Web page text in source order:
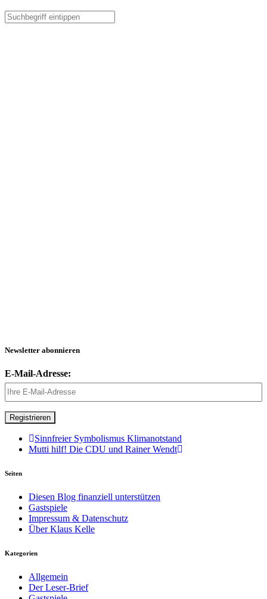
Newsletter abonnieren
E-Mail-Adresse:
Sinnfreier Symbolismus Klimanotstand
Mutti hilf! Die CDU und Rainer Wendt
Seiten
Diesen Blog finanziell unterstützen
Gastspiele
Impressum & Datenschutz
Über Klaus Kelle
Kategorien
Allgemein
Der Leser-Brief